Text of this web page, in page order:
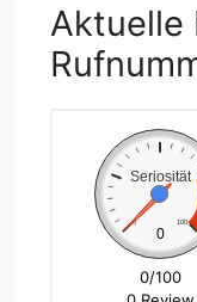
Aktuelle
Seriosität
0 100
0
0/100